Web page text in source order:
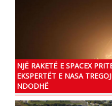
NJË RAKETË E SPACEX
EKSPERTËT E NASA
NDODHË